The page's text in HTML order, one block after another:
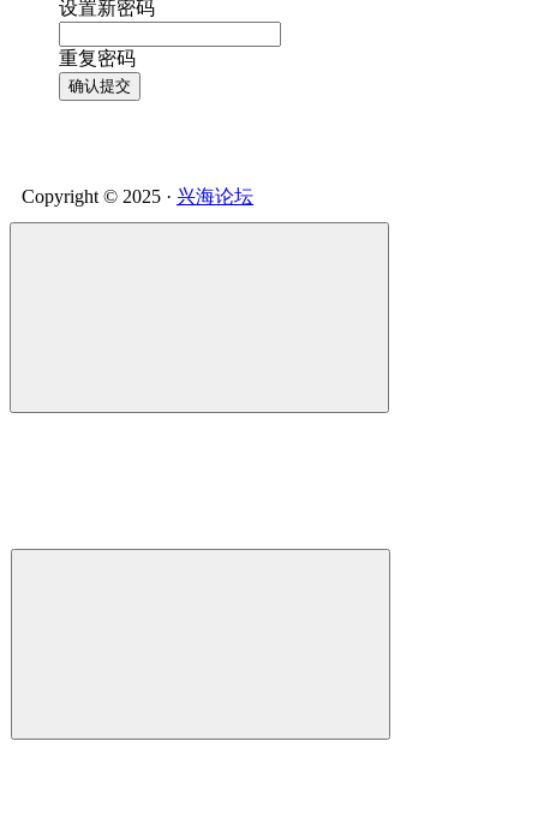
设置新密码
重复密码
确认提交
Copyright © 2025 · 兴海论坛